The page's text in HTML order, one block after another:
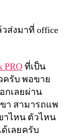
ส่งมาที่ office
PROที่เป็น
ครับ พอขาย
กเลยผ่าน
า สามารถแพ
าไหน ตัวไหน
เลยครับ